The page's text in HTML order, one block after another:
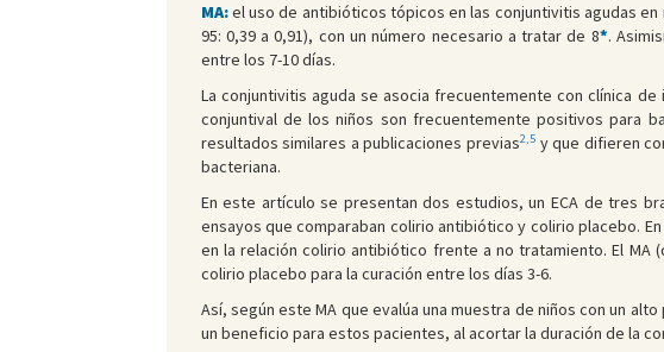
MA:el uso de antibióticos tópicos en las conjuntivitis agudas en
95: 0,39 a 0,91), con un número necesario a tratar de 8*.
entre los 7-10 días.
La conjuntivitis aguda se asocia frecuentemente con clínica
conjuntival de los niños son frecuentemente positivos para
resultados similares a publicaciones previas2,5y que difieren
bacteriana.
En este artículo se presentan dos estudios, un ECA de tres
ensayos que comparaban colirio antibiótico y colirio placebo.
en la relación colirio antibiótico frente a no tratamiento. El
colirio placebo para la curación entre los días 3-6.
Así, según este MA que evalúa una muestra de niños con un
un beneficio para estos pacientes, al acortar la duración de la